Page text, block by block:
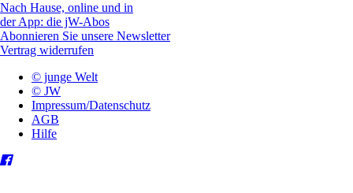
Nach Hause, online und in
der App: die jW-Abos
Abonnieren Sie unsere Newsletter
Vertrag widerrufen
© junge Welt
© JW
Impressum/Datenschutz
AGB
Hilfe